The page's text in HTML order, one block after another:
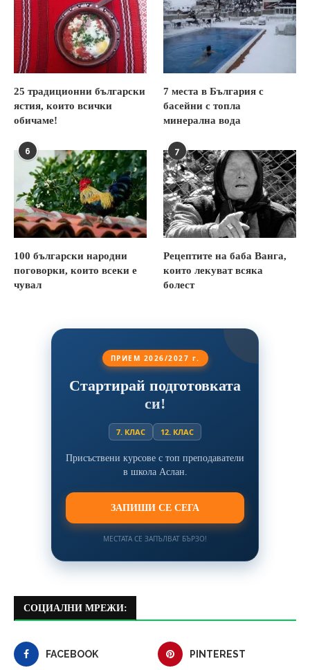
25 традиционни български
ястия, които всички
обичаме!
7 места в България с
басейни с топла
минерална вода
6
100 български народни
поговорки, които всеки е
чувал
7
Рецептите на баба Ванга,
които лекуват всяка
болест
ПРИЕМ 2026/2027 г.
Стартирай подготовката
си!
7. КЛАС 12. КЛАС
Присъствени курсове с топ преподаватели
в школа Аслан.
ЗАПИШИ СЕ СЕГА
МЕСТАТА СЕ ЗАПЪЛВАТ БЪРЗО!
СОЦИАЛНИ МРЕЖИ:
FACEBOOK PINTEREST